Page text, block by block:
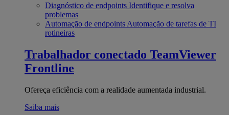
Diagnóstico de endpoints Identifique e resolva
problemas
Automação de endpoints Automação de tarefas de TI
rotineiras
Trabalhador conectado TeamViewer
Frontline
Ofereça eficiência com a realidade aumentada industrial.
Saiba mais